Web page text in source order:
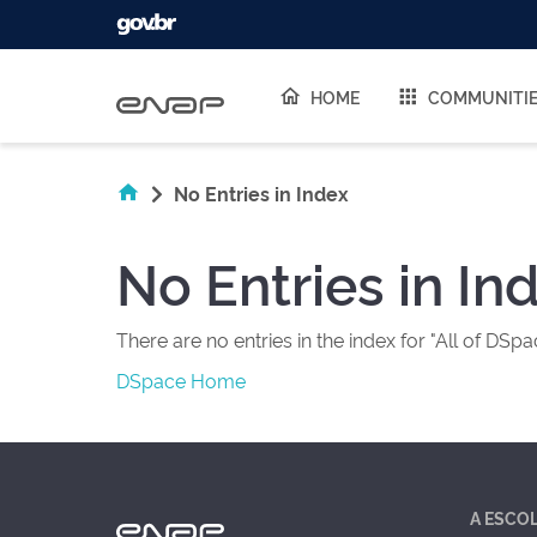
HOME
No Entries in Index
No Entries in
There are no entries in the index for "All of
DSpace Home
A